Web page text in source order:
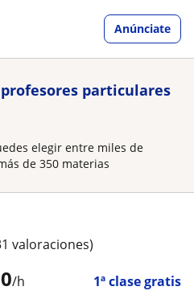
Anúnciate
particulares
elegir entre miles de
de 350 materias
/h 1ª clase gratis
valoraciones)